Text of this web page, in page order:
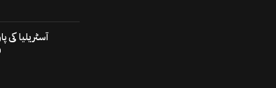
آسٹریلیا کی